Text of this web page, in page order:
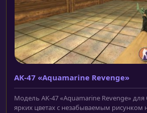
AK-47 «Aquamarine Revenge»
Модель AK-47 «Aquamarine Revenge» для
ярких цветах с незабываемым рисунком